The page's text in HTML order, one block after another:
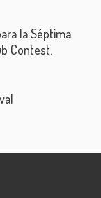
la Séptima
Contest.